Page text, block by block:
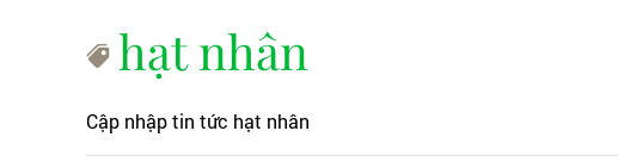
hạt nhân
Cập nhập tin tức hạt nhân